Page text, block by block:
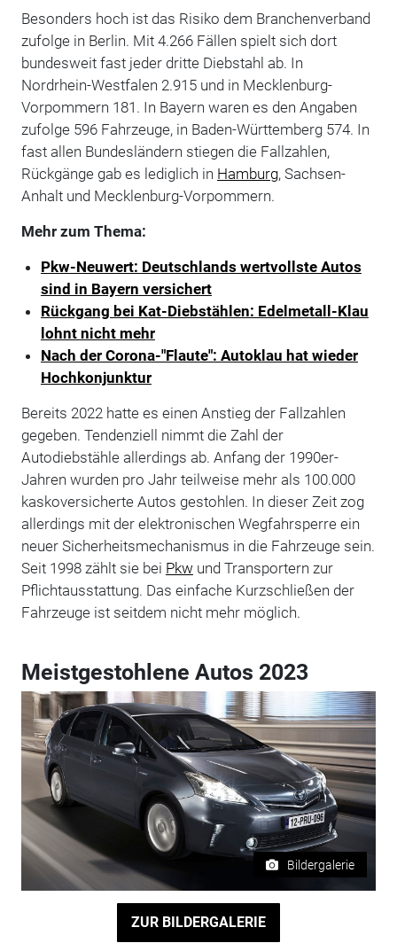
Besonders hoch ist das Risiko dem Branchenverband
zufolge in Berlin. Mit 4.266 Fällen spielt sich dort
bundesweit fast jeder dritte Diebstahl ab. In
Nordrhein-Westfalen 2.915 und in Mecklenburg-
Vorpommern 181. In Bayern waren es den Angaben
zufolge 596 Fahrzeuge, in Baden-Württemberg 574. In
fast allen Bundesländern stiegen die Fallzahlen,
Rückgänge gab es lediglich in Hamburg, Sachsen-
Anhalt und Mecklenburg-Vorpommern.
Mehr zum Thema:
Pkw-Neuwert: Deutschlands wertvollste Autos
sind in Bayern versichert
Rückgang bei Kat-Diebstählen: Edelmetall-Klau
lohnt nicht mehr
Nach der Corona-"Flaute": Autoklau hat wieder
Hochkonjunktur
Bereits 2022 hatte es einen Anstieg der Fallzahlen
gegeben. Tendenziell nimmt die Zahl der
Autodiebstähle allerdings ab. Anfang der 1990er-
Jahren wurden pro Jahr teilweise mehr als 100.000
kaskoversicherte Autos gestohlen. In dieser Zeit zog
allerdings mit der elektronischen Wegfahrsperre ein
neuer Sicherheitsmechanismus in die Fahrzeuge sein.
Seit 1998 zählt sie bei Pkw und Transportern zur
Pflichtausstattung. Das einfache Kurzschließen der
Fahrzeuge ist seitdem nicht mehr möglich.
Meistgestohlene Autos 2023
Bildergalerie
ZUR BILDERGALERIE